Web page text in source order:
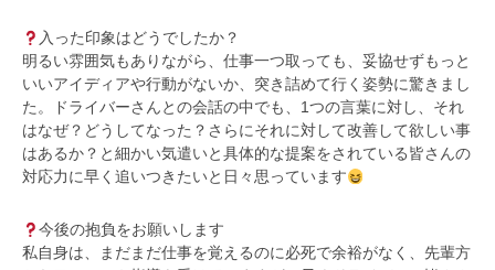
入った印象はどうでしたか？
明るい雰囲気もありながら、仕事一つ取っても、妥協せずもっと
いいアイディアや行動がないか、突き詰めて行く姿勢に驚きまし
た。ドライバーさんとの会話の中でも、1つの言葉に対し、それ
はなぜ？どうしてなった？さらにそれに対して改善して欲しい事
はあるか？と細かい気遣いと具体的な提案をされている皆さんの
対応力に早く追いつきたいと日々思っています
今後の抱負をお願いします
私自身は、まだまだ仕事を覚えるのに必死で余裕がなく、先輩方